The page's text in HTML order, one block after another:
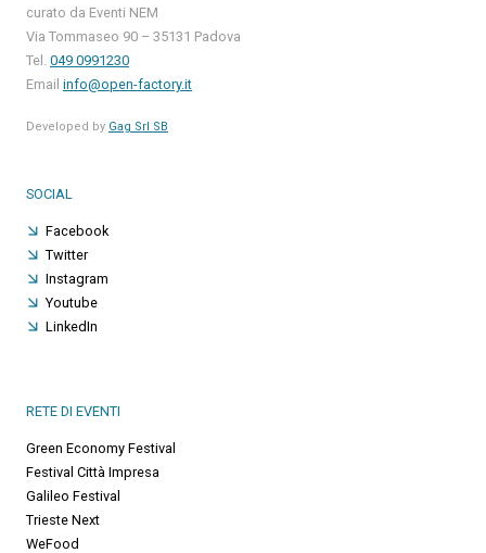
curato da Eventi NEM
Via Tommaseo 90 – 35131 Padova
Tel. 049 0991230
Email info@open-factory.it
Developed by Gag Srl SB
SOCIAL
Facebook
Twitter
Instagram
Youtube
LinkedIn
RETE DI EVENTI
Green Economy Festival
Festival Città Impresa
Galileo Festival
Trieste Next
WeFood